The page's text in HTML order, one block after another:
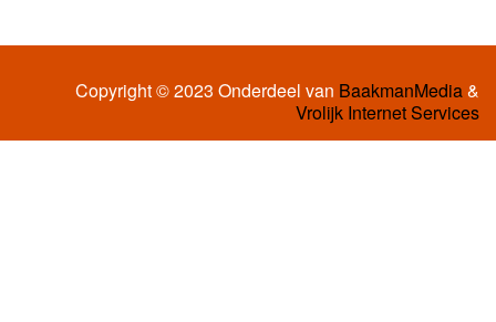
Copyright © 2023 Onderdeel van BaakmanMedia&
Vrolijk Internet Services